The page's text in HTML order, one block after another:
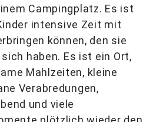
Campingplatz. Es ist
intensive Zeit mit
können, den sie
haben. Es ist ein Ort,
Mahlzeiten, kleine
Verabredungen,
und viele